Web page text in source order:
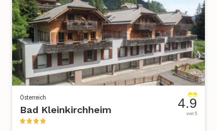
Österreich
Bad Kleinkirchheim 4.9
von 5